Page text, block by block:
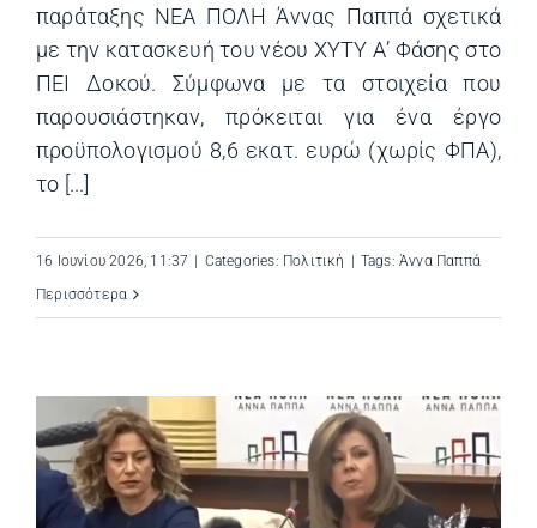
παράταξης ΝΕΑ ΠΟΛΗ Άννας Παππά σχετικά
με την κατασκευή του νέου ΧΥΤΥ Α’ Φάσης στο
ΠΕΙ Δοκού. Σύμφωνα με τα στοιχεία που
παρουσιάστηκαν, πρόκειται για ένα έργο
προϋπολογισμού 8,6 εκατ. ευρώ (χωρίς ΦΠΑ),
το [...]
16 Ιουνίου 2026, 11:37 | Categories: Πολιτική | Tags:Άννα Παππά
Περισσότερα